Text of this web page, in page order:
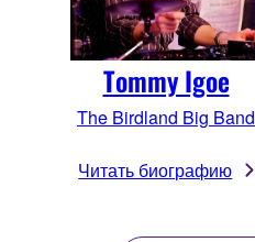
Tommy Igoe
The Birdland Big Band
Читать биографию